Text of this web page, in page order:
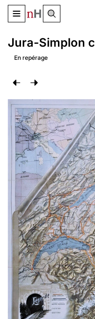
Basculer le menu de
Jura-Simplon
En repérage